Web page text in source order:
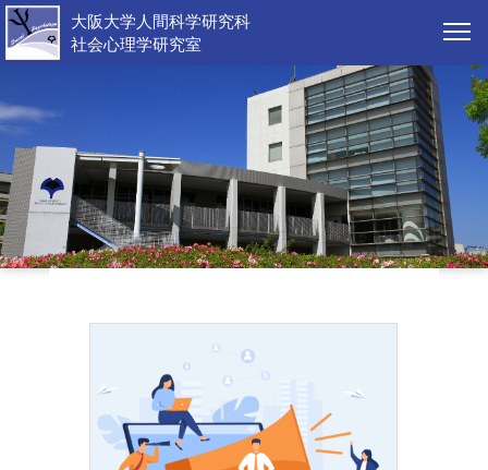
大阪大学人間科学研究科
社会心理学研究室